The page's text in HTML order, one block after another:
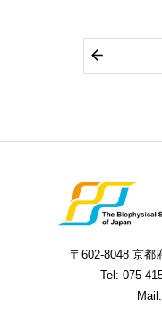
〒602-8048 京都
Tel: 075-
Mail: